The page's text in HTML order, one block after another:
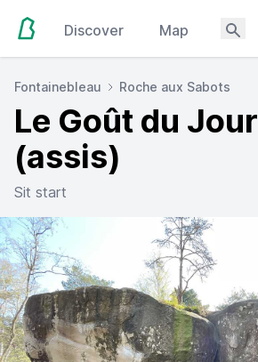
Discover Map
Fontainebleau Roche aux Sabots
Le Goût du Jour
(assis)
Sit start